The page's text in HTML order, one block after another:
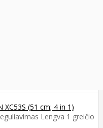
XC53S (51 cm; 4 in 1)
Lengva 1 greičio